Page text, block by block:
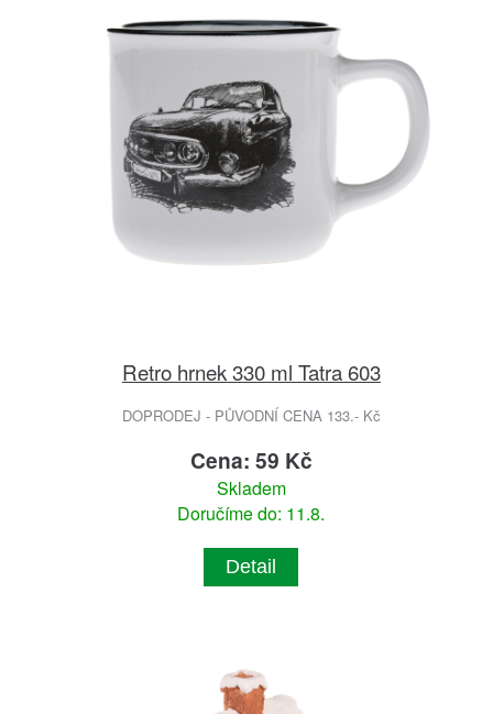
Retro hrnek 330 ml Tatra 603
DOPRODEJ - PŮVODNÍ CENA 133.- Kč
Cena: 59 Kč
Skladem
Doručíme do: 11.8.
Detail